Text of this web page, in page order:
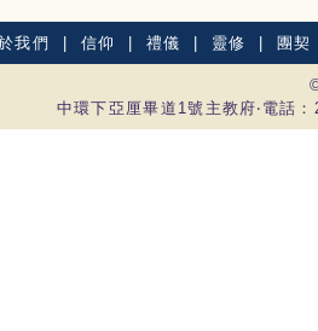
我們 信仰 禮儀 靈修 團契
中環下亞厘畢道1號主教府‧電話